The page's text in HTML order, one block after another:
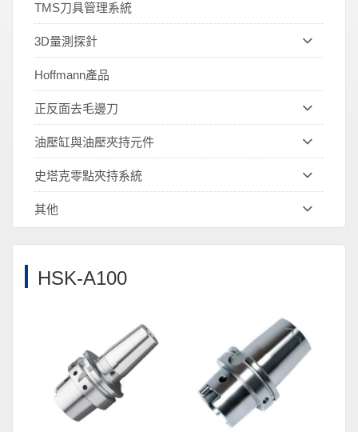
TMS刀具管理系統
3D量測探針
Hoffmann產品
正反面去毛邊刀
油壓缸與油壓夾持元件
史塔克零點夾持系統
其他
HSK-A100